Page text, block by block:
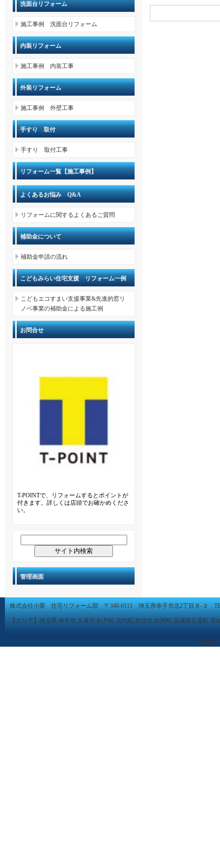
洗面台リフォーム
施工事例 洗面台リフォーム
内装リフォーム
施工事例 内装工事
外装リフォーム
施工事例 外壁工事
手すり 取付
手すり 取付工事
リフォーム一覧【施工事例】
よくあるお悩み Q&A
リフォームに関するよくあるご質問
補助金について
補助金申請の流れ
こどもみらい住宅支援 リフォーム一例
こどもエコすまい支援事業&先進的窓リ
ノベ事業の補助金による施工例
お問合せ
T-POINTで、リフォームするとポイントが
付きます。詳しくは店頭でお確かめくださ
い。
管理画面
株式会社小栗 住宅リフォーム部 〒340-0111 埼玉県幸手市北2丁目８-３
【エリア】埼玉県,幸手市,久喜市,杉戸町,宮代町,加須市,白岡町,茨城県五霞町,茨